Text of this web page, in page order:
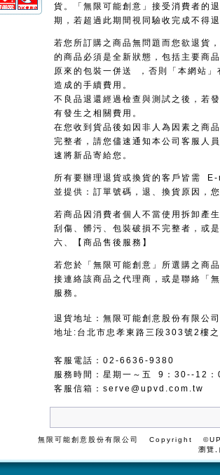
貨。「無限可能創意」接受消費者的
期，若超過此期間視同驗收完成不得
若您所訂購之商品無問題而您欲退貨
的商品必須是全新狀態，包括主要商
原來的包裝一併送 ，否則「本網站
造成的手續費用。
不良品退還經過檢查與測試之後，若
有發生之相關費用。
在您收到貨品後如因非人為因素之商
完整者，請您儘速通知本公司客服人
速將新品寄給您。
所有要辦理退貨或換貨的客戶皆需
並提供：訂單號碼，退、換貨原因，
若商品因消費者個人不當使用拆卸產
刮傷、髒污、包裝破損不完整者，或
六、【商品售後服務】
若您於「無限可能創意」所選購之商
接連絡該商品之代理商，或是聯絡「
服務。
退貨地址：無限可能創意股份有限公司
地址:台北市忠孝東路三段303號2樓
客服電話：02-6636-9380
服務時間：星期一～五 9：30--12
客服信箱： serve@upvd.com.tw
無限可能創意股份有限公司 Copyright
瀏